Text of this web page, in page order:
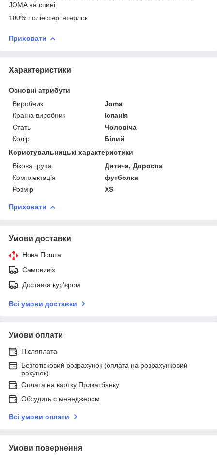
JOMA на спині.
100% поліестер інтерлок
Приховати
Характеристики
Основні атрибути
Виробник
Joma
Країна виробник
Іспанія
Стать
Чоловіча
Колір
Білий
Користувальницькі характеристики
Вікова група
Дитяча, Доросла
Комплектація
футболка
Розмір
XS
Приховати
Умови доставки
Нова Пошта
Самовивіз
Доставка кур'єром
Всі умови доставки
Умови оплати
Післяплата
Безготівковий розрахунок (оплата на розрахунковий
рахунок)
Оплата на картку Приватбанку
Обсудить с менеджером
Всі умови оплати
Умови повернення